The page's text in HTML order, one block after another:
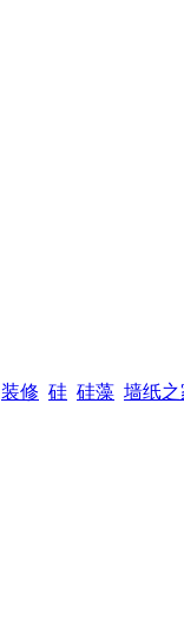
装修 硅 硅藻 墙纸之